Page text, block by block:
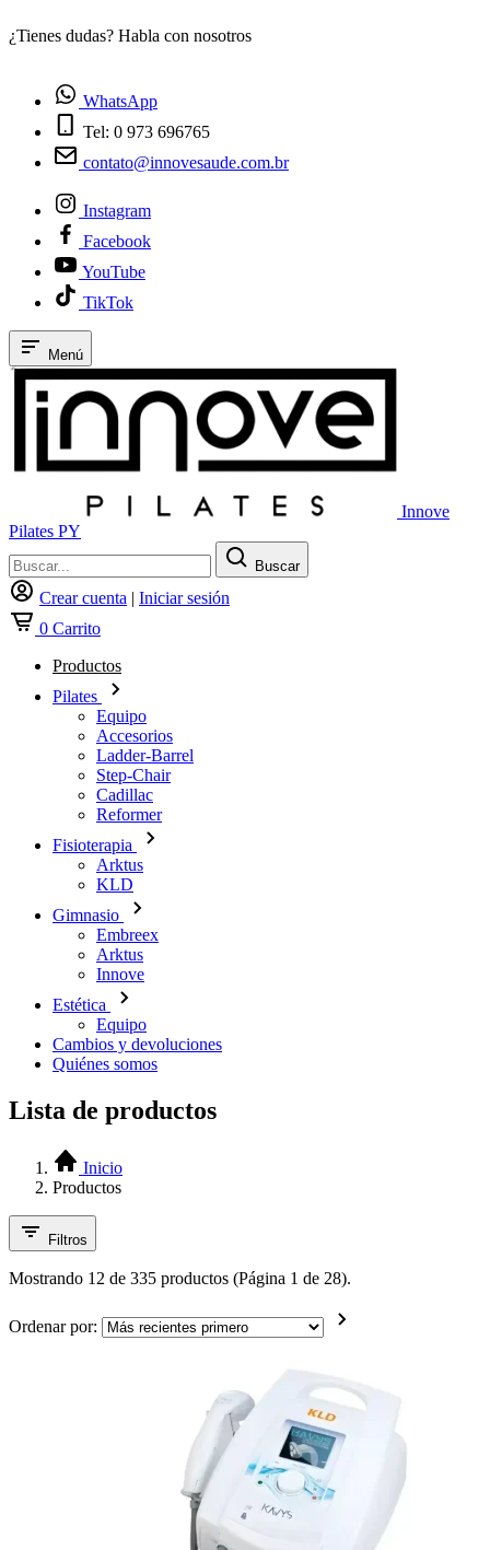
¿Tienes dudas? Habla con nosotros
WhatsApp
Tel: 0 973 696765
contato@innovesaude.com.br
Instagram
Facebook
YouTube
TikTok
Menú
Innove
Pilates PY
Buscar
Crear cuenta | Iniciar sesión
0 Carrito
Productos
Pilates
Equipo
Accesorios
Ladder-Barrel
Step-Chair
Cadillac
Reformer
Fisioterapia
Arktus
KLD
Gimnasio
Embreex
Arktus
Innove
Estética
Equipo
Cambios y devoluciones
Quiénes somos
Lista de productos
Inicio
Productos
Filtros
Mostrando 12 de 335 productos (Página 1 de 28).
Ordenar por: